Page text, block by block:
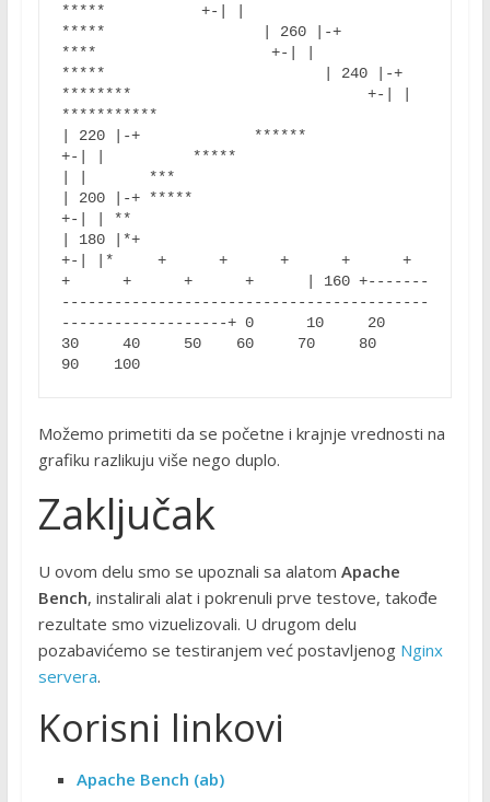
*****           +-| |
*****                  | 260 |-+
****                    +-| |
*****                         | 240 |-+
********                           +-| |
***********
| 220 |-+             ******
+-| |          *****
| |       ***
| 200 |-+ *****
+-| | **
| 180 |*+
+-| |*     +      +      +      +      +
+      +      +      +      | 160 +-------
------------------------------------------
-------------------+ 0      10     20
30     40     50    60     70     80
90    100
Možemo primetiti da se početne i krajnje vrednosti na
grafiku razlikuju više nego duplo.
Zaključak
U ovom delu smo se upoznali sa alatom Apache
Bench, instalirali alat i pokrenuli prve testove, takođe
rezultate smo vizuelizovali. U drugom delu
pozabavićemo se testiranjem već postavljenog Nginx
servera.
Korisni linkovi
Apache Bench (ab)